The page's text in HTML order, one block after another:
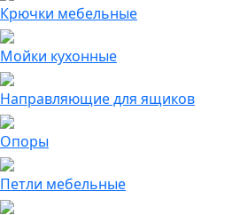
Крючки мебельные
Мойки кухонные
Направляющие для ящиков
Опоры
Петли мебельные